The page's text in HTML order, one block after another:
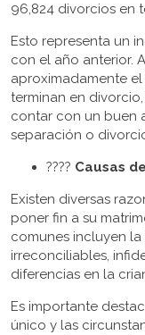
96,824 divorcios en
Esto representa un
con el año anterior.
aproximadamente
terminan en
contar con un buen
separación o
???? Causas
Existen diversas
poner fin a su
comunes incluyen
irreconciliables,
diferencias en la
Es importante
único y las